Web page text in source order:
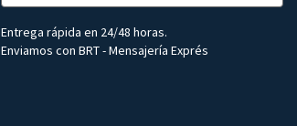
Entrega rápida en 24/48 horas.
Enviamos con BRT - Mensajería Exprés